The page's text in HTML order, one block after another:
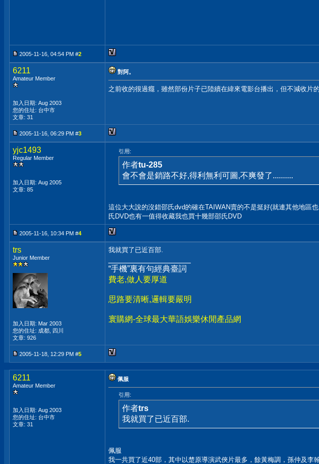
2005-11-16, 04:54 PM #2
6211
Amateur Member
加入日期: Aug 2003
您的住址: 台中市
文章: 31
對阿。
之前收的很過癮，雖然部份片子已陸續在緯來電影台播出，但不減收
2005-11-16, 06:29 PM #3
yjc1493
Regular Member
加入日期: Aug 2005
文章: 85
引用:
作者tu-285
會不會是銷路不好,得利無利可圖,不爽發了..........
這位大大說的沒錯邵氏dvd的確在TAIWAN賣的不是挺好(就連其他地區
氏DVD也有一值得收藏我也買十幾部邵氏DVD
2005-11-16, 10:34 PM #4
trs
Junior Member
加入日期: Mar 2003
您的住址: 成都, 四川
文章: 926
我就買了已近百部.
“手機”裏有句經典臺詞
費老,做人要厚道
思路要清晰,邏輯要嚴明
寰購網-全球最大華語娛樂休閒產品網
2005-11-18, 12:29 PM #5
6211
Amateur Member
加入日期: Aug 2003
您的住址: 台中市
文章: 31
佩服
引用:
作者trs
我就買了已近百部.
佩服
我一共買了近40部，其中以楚原導演武俠片最多，餘黃梅調，孫仲及李